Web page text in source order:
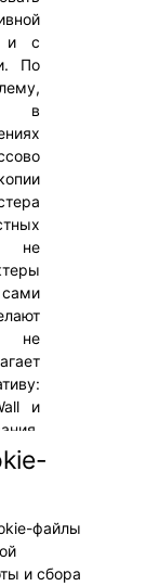
и с
По
в
не
не
и
его
файлы
и сбора